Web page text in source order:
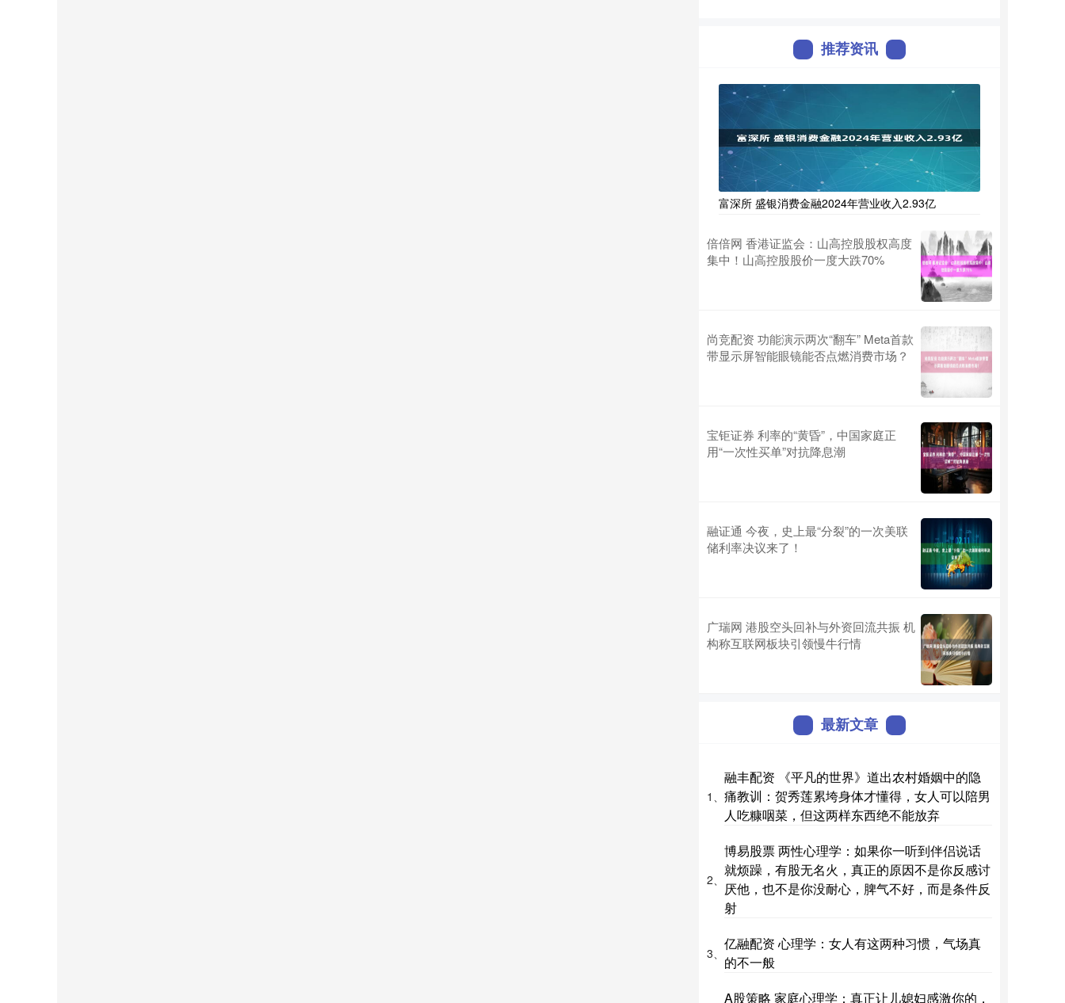
推荐资讯
富深所 盛银消费金融2024年营业收入2.93亿
倍倍网 香港证监会：山高控股股权高度
集中！山高控股股价一度大跌70%
尚竞配资 功能演示两次“翻车” Meta首款
带显示屏智能眼镜能否点燃消费市场？
宝钜证券 利率的“黄昏”，中国家庭正
用“一次性买单”对抗降息潮
融证通 今夜，史上最“分裂”的一次美联
储利率决议来了！
广瑞网 港股空头回补与外资回流共振 机
构称互联网板块引领慢牛行情
最新文章
1、
融丰配资 《平凡的世界》道出农村婚姻中的隐
痛教训：贺秀莲累垮身体才懂得，女人可以陪男
人吃糠咽菜，但这两样东西绝不能放弃
2、
博易股票 两性心理学：如果你一听到伴侣说话
就烦躁，有股无名火，真正的原因不是你反感讨
厌他，也不是你没耐心，脾气不好，而是条件反
射
3、
亿融配资 心理学：女人有这两种习惯，气场真
的不一般
A股策略 家庭心理学：真正让儿媳妇感激你的，